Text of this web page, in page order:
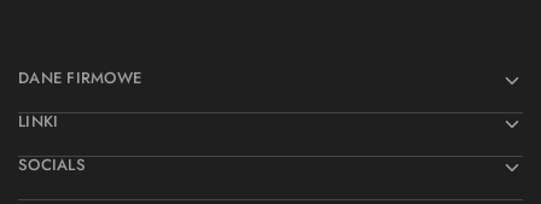
DANE FIRMOWE
LINKI
SOCIALS